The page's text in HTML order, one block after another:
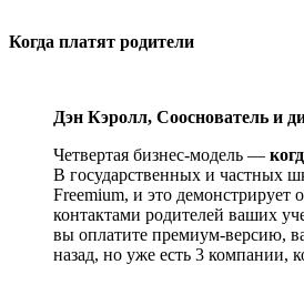
Когда платят родители
Дэн Кэролл, Сооснователь и
Четвертая бизнес-модель —
В государственных и частных
Freemium, и это
контактами родителей ваших
вы оплатите премиум-версию,
назад, но уже есть 3 компании,